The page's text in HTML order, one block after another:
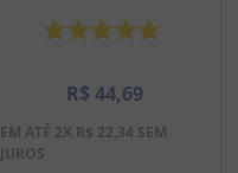
R$ 44,69
EM ATÉ 2X R$ 22,34 SEM
JUROS